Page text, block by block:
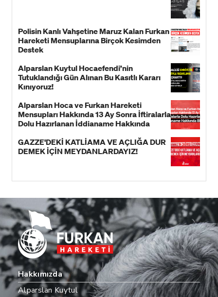
Polisin Kanlı Vahşetine Maruz Kalan Furkan
Hareketi Mensuplarına Birçok Kesimden
Destek
Alparslan Kuytul Hocaefendi’nin
Tutuklandığı Gün Alınan Bu Kasıtlı Kararı
Kınıyoruz!
Alparslan Hoca ve Furkan Hareketi
Mensupları Hakkında 13 Ay Sonra İftiralarla
Dolu Hazırlanan İddianame Hakkında
GAZZE'DEKİ KATLİAMA VE AÇLIĞA DUR
DEMEK İÇİN MEYDANLARDAYIZ!
Hakkımızda
Alparslan Kuytul